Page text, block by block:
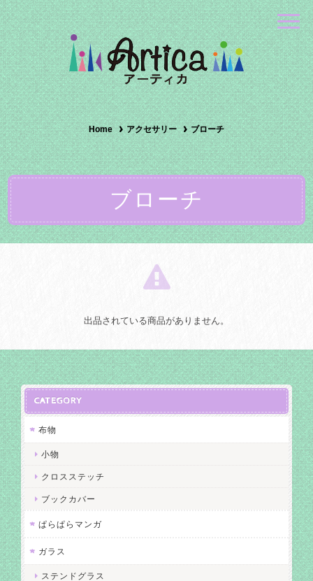
Home アクセサリー ブローチ
ブローチ
出品されている商品がありません。
CATEGORY
布物
小物
クロスステッチ
ブックカバー
ぱらぱらマンガ
ガラス
ステンドグラス